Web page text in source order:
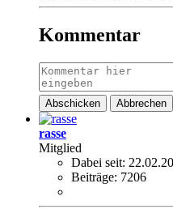
Kommentar
Abschicken Abbrechen
rasse
Mitglied
Dabei seit:
Beiträge: 7206